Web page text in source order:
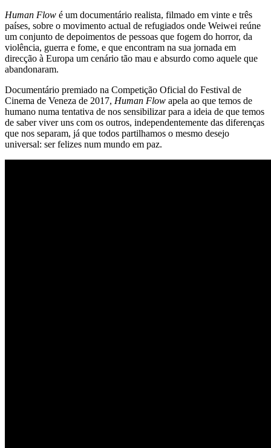
Human Flow é um documentário realista, filmado em vinte e três
países, sobre o movimento actual de refugiados onde Weiwei reúne
um conjunto de depoimentos de pessoas que fogem do horror, da
violência, guerra e fome, e que encontram na sua jornada em
direcção à Europa um cenário tão mau e absurdo como aquele que
abandonaram.
Documentário premiado na Competição Oficial do Festival de
Cinema de Veneza de 2017, Human Flow apela ao que temos de
humano numa tentativa de nos sensibilizar para a ideia de que temos
de saber viver uns com os outros, independentemente das diferenças
que nos separam, já que todos partilhamos o mesmo desejo
universal: ser felizes num mundo em paz.